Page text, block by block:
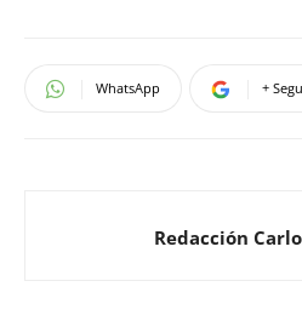
WhatsApp +
Redacción